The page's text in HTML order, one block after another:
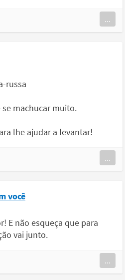
...
russa
se machucar muito.
lhe ajudar a levantar!
...
você
E não esqueça que para
vai junto.
...